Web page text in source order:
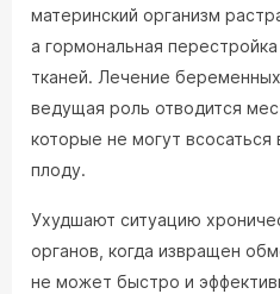
материнский организм
а гормональная
тканей. Лечение
ведущая роль отводится
которые не могут всосаться
плоду.
Ухудшают ситуацию
органов, когда извращен
не может быстро и